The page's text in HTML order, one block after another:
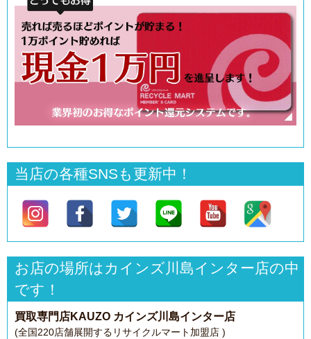
当店の各種SNSも更新中！
お店の場所はカインズ川島インター店の中
です！
買取専門店KAUZO カインズ川島インター店
(全国220店舗展開するリサイクルマート加盟店 )